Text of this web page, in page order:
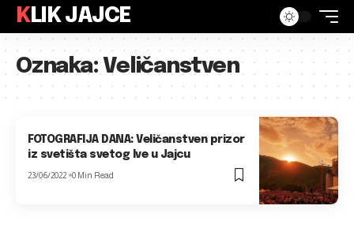
KLIK JAJCE
Oznaka:Veličanstven
FOTOGRAFIJA DANA: Veličanstven prizor
iz svetišta svetog Ive u Jajcu
23/06/2022 0 Min Read